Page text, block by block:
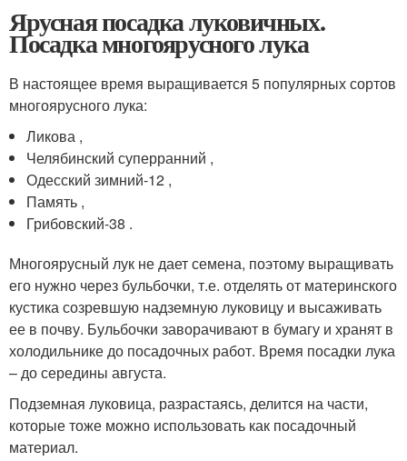
Ярусная посадка луковичных.
Посадка многоярусного лука
В настоящее время выращивается 5 популярных сортов
многоярусного лука:
Ликова ,
Челябинский суперранний ,
Одесский зимний-12 ,
Память ,
Грибовский-38 .
Многоярусный лук не дает семена, поэтому выращивать
его нужно через бульбочки, т.е. отделять от материнского
кустика созревшую надземную луковицу и высаживать
ее в почву. Бульбочки заворачивают в бумагу и хранят в
холодильнике до посадочных работ. Время посадки лука
– до середины августа.
Подземная луковица, разрастаясь, делится на части,
которые тоже можно использовать как посадочный
материал.